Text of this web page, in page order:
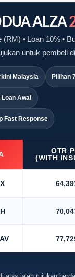
ALZA
• Loan 10% •
untuk pembeli
Malaysia Pilihan
Awal
Fast Response
OTR
(WITH